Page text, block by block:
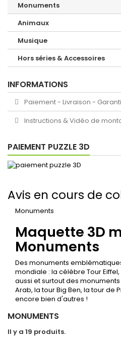
Monuments
Animaux
Musique
Hors séries & Accessoires
INFORMATIONS
Paiement - Livraison -
Instructions & Vidéo de
PAIEMENT PUZZLE 3D
Avis en cours de
Monuments
Maquette 3D
Monuments
Des monuments
mondiale : la célèbre Tour
aussi et surtout des
Arab, la tour Big Ben, la tour de
encore bien d'autres !
MONUMENTS
Il y a 19 produits.